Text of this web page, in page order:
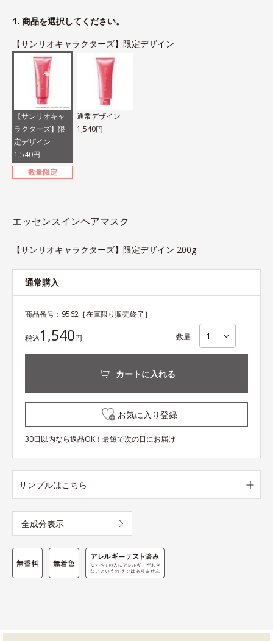
1. 商品を選択してください。
【サンリオキャラクターズ】限定デザイン
【サンリオキャ
ラクターズ】限
定デザイン
1,540円
数量限定
通常デザイン
1,540円
エッセンスインヘアマスク
【サンリオキャラクターズ】限定デザイン 200g
通常購入
商品番号： 9562 ［在庫限り販売終了］
税込1,540円 数量
カートに入れる
お気に入り登録
30日以内なら返品OK！最短で次の日にお届け
サンプルはこちら
全成分表示